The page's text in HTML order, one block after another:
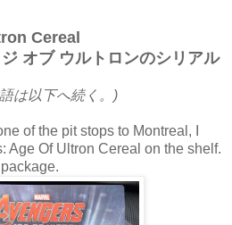
Cereal
オブ ウルトロンのシリアル
は以下へ続く。)
of the pit stops to Montreal, I
Age Of Ultron Cereal on the shelf.